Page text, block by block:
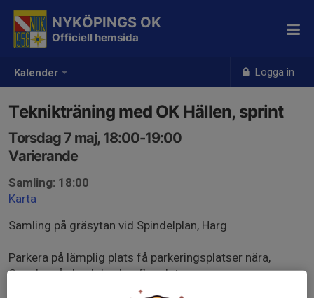
Kalender Logga in
NYKÖPINGS OK
Officiell hemsida
Teknikträning med OK Hällen, sprint
Torsdag 7 maj, 18:00-19:00
Varierande
Samling: 18:00
Karta
Samling på gräsytan vid Spindelplan, Harg
Parkera på lämplig plats få parkeringsplatser nära,
Oppeby gård och Ica har fler platser